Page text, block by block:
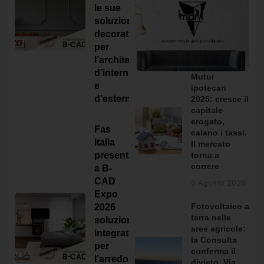
ForMe Design presenta a B-CAD Expo 2026
sistemi in alluminio per l'architettura
contemporanea
ForMe Design è un brand italiano specializzato
nella progettazione e produzione di sistemi in
alluminio […]
le sue
soluzioni
decorative
per
l’architettura
d’interni
e
d’esterni
Fas
Italia
presenta
a B-
CAD
Expo
2026
soluzioni
integrate
per
l’arredo
Mutui
ipotecari
2025: cresce il
capitale
erogato,
calano i tassi.
Il mercato
torna a
correre
Fotovoltaico a
terra nelle
aree agricole:
la Consulta
conferma il
divieto. Via